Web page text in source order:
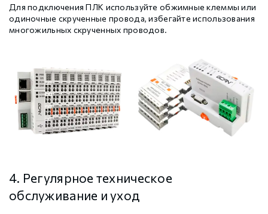
Для подключения ПЛК используйте обжимные клеммы или
одиночные скрученные провода, избегайте использования
многожильных скрученных проводов.
4. Регулярное техническое
обслуживание и уход